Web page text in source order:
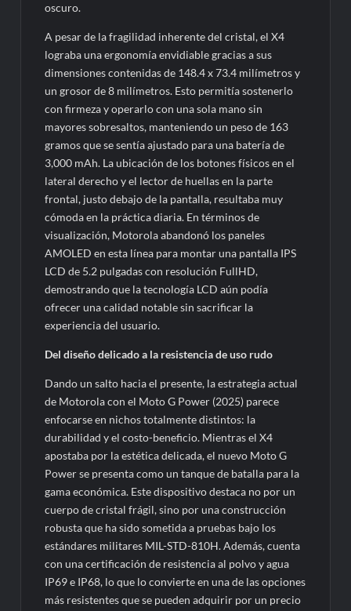
oscuro.
A pesar de la fragilidad inherente del cristal, el X4
lograba una ergonomía envidiable gracias a sus
dimensiones contenidas de 148.4 x 73.4 milímetros y
un grosor de 8 milímetros. Esto permitía sostenerlo
con firmeza y operarlo con una sola mano sin
mayores sobresaltos, manteniendo un peso de 163
gramos que se sentía ajustado para una batería de
3,000 mAh. La ubicación de los botones físicos en el
lateral derecho y el lector de huellas en la parte
frontal, justo debajo de la pantalla, resultaba muy
cómoda en la práctica diaria. En términos de
visualización, Motorola abandonó los paneles
AMOLED en esta línea para montar una pantalla IPS
LCD de 5.2 pulgadas con resolución FullHD,
demostrando que la tecnología LCD aún podía
ofrecer una calidad notable sin sacrificar la
experiencia del usuario.
Del diseño delicado a la resistencia de uso rudo
Dando un salto hacia el presente, la estrategia actual
de Motorola con el Moto G Power (2025) parece
enfocarse en nichos totalmente distintos: la
durabilidad y el costo-beneficio. Mientras el X4
apostaba por la estética delicada, el nuevo Moto G
Power se presenta como un tanque de batalla para la
gama económica. Este dispositivo destaca no por un
cuerpo de cristal frágil, sino por una construcción
robusta que ha sido sometida a pruebas bajo los
estándares militares MIL-STD-810H. Además, cuenta
con una certificación de resistencia al polvo y agua
IP69 e IP68, lo que lo convierte en una de las opciones
más resistentes que se pueden adquirir por un precio